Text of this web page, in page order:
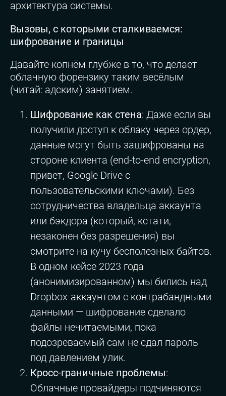
архитектура системы.
Вызовы, с которыми сталкиваемся:
шифрование и границы
Давайте копнём глубже в то, что делает
облачную форензику таким весёлым
(читай: адским) занятием.
Шифрование как стена: Даже если вы
получили доступ к облаку через ордер,
данные могут быть зашифрованы на
стороне клиента (end-to-end encryption,
привет, Google Drive с
пользовательскими ключами). Без
сотрудничества владельца аккаунта
или бэкдора (который, кстати,
незаконен без разрешения) вы
смотрите на кучу бесполезных байтов.
В одном кейсе 2023 года
(анонимизированном) мы бились над
Dropbox-аккаунтом с контрабандными
данными — шифрование сделало
файлы нечитаемыми, пока
подозреваемый сам не сдал пароль
под давлением улик.
Кросс-граничные проблемы:
Облачные провайдеры подчиняются